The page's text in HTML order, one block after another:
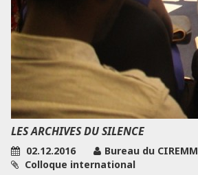
LES ARCHIVES DU SILENCE
02.12.2016
Bureau du CIREMM
Colloque international